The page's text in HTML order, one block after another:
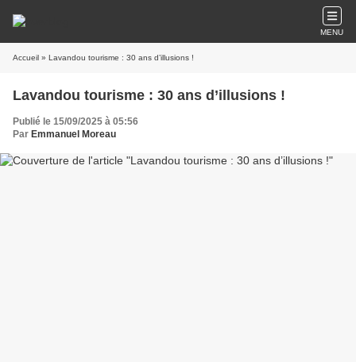
MENU
Accueil » Lavandou tourisme : 30 ans d’illusions !
Lavandou tourisme : 30 ans d’illusions !
Publié le 15/09/2025 à 05:56
Par Emmanuel Moreau